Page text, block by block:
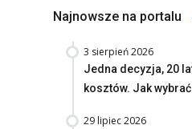
Najnowsze na portalu
3 sierpień 2026
Jedna decyzja, 20
kosztów. Jak
29 lipiec 2026